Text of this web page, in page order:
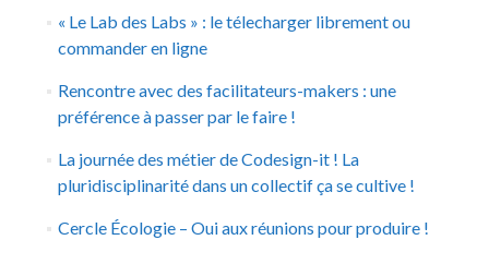
« Le Lab des Labs » : le télecharger librement ou
commander en ligne
Rencontre avec des facilitateurs-makers : une
préférence à passer par le faire !
La journée des métier de Codesign-it ! La
pluridisciplinarité dans un collectif ça se cultive !
Cercle Écologie – Oui aux réunions pour produire !